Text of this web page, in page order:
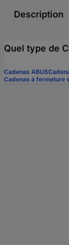
Description
Quel type de
Cadenas ABUS
Cadenas à fermeture